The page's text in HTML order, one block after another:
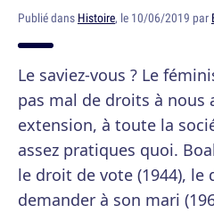
Publié dans Histoire, le 10/06/2019 par
Le saviez-vous ? Le
pas mal de droits à nous
extension, à toute la
assez pratiques quoi.
le droit de vote (1944), le
demander à son mari